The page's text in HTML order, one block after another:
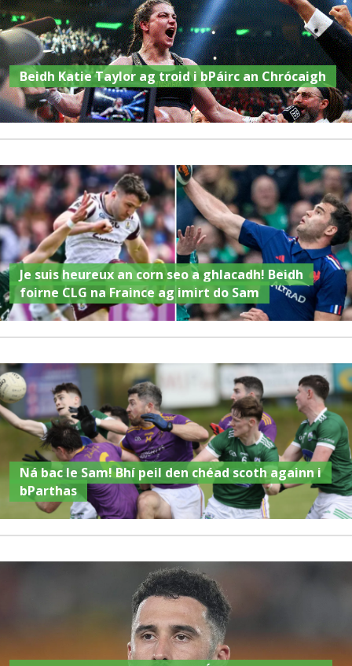
Beidh Katie Taylor ag troid i bPáirc an Chrócaigh
Je suis heureux an corn seo a ghlacadh! Beidh
foirne CLG na Fraince ag imirt do Sam
Ná bac le Sam! Bhí peil den chéad scoth againn i
bParthas